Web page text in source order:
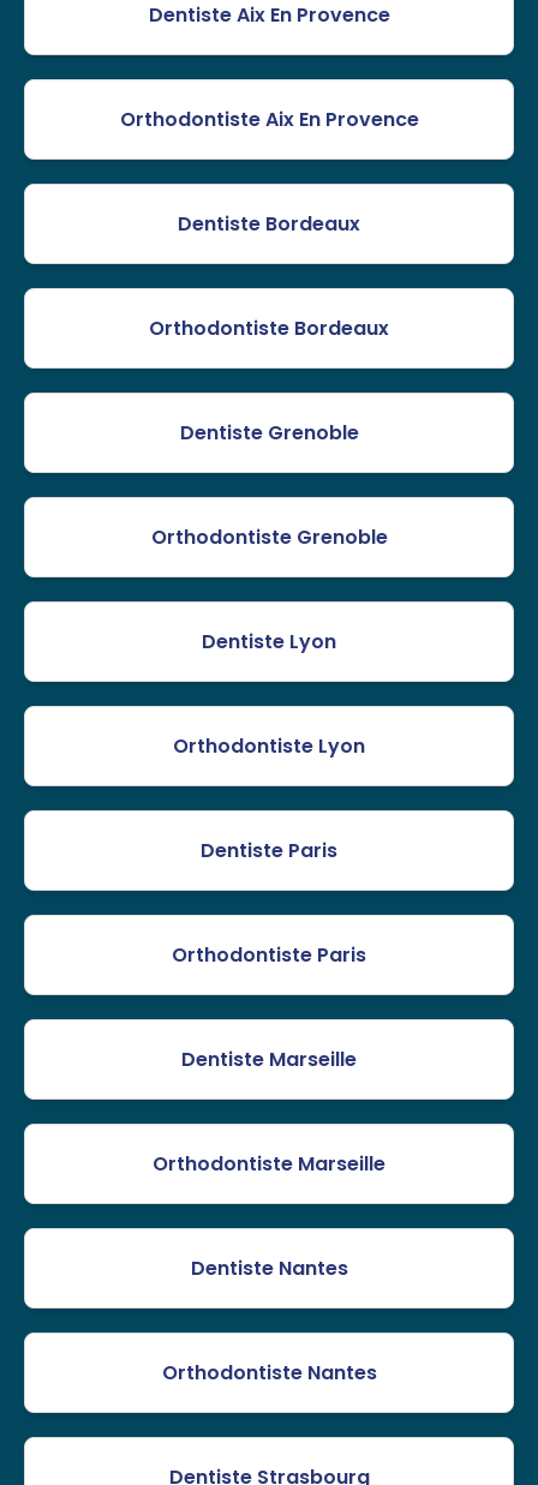
Dentiste Aix En Provence
Orthodontiste Aix En Provence
Dentiste Bordeaux
Orthodontiste Bordeaux
Dentiste Grenoble
Orthodontiste Grenoble
Dentiste Lyon
Orthodontiste Lyon
Dentiste Paris
Orthodontiste Paris
Dentiste Marseille
Orthodontiste Marseille
Dentiste Nantes
Orthodontiste Nantes
Dentiste Strasbourg